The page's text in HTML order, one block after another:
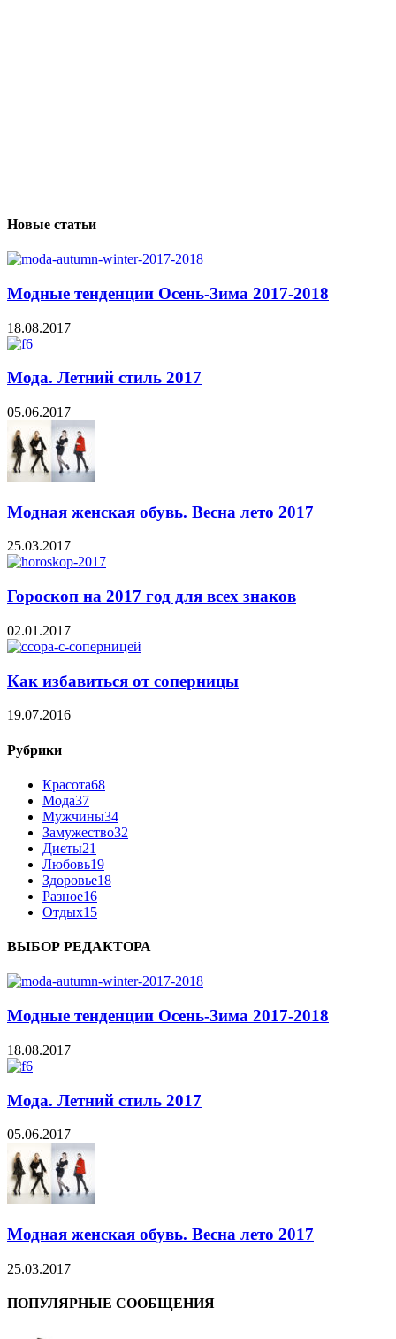
Новые статьи
Модные тенденции Осень-Зима 2017-2018
18.08.2017
Мода. Летний стиль 2017
05.06.2017
Модная женская обувь. Весна лето 2017
25.03.2017
Гороскоп на 2017 год для всех знаков
02.01.2017
Как избавиться от соперницы
19.07.2016
Рубрики
Красота68
Мода37
Мужчины34
Замужество32
Диеты21
Любовь19
Здоровье18
Разное16
Отдых15
ВЫБОР РЕДАКТОРА
Модные тенденции Осень-Зима 2017-2018
18.08.2017
Мода. Летний стиль 2017
05.06.2017
Модная женская обувь. Весна лето 2017
25.03.2017
ПОПУЛЯРНЫЕ СООБЩЕНИЯ